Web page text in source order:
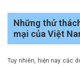
Những thử
mại của Việt
Tuy nhiên, hiện nay các